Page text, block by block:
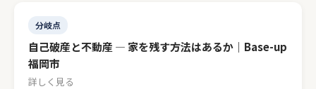
分岐点
自己破産と不動産 — 家を残す方法はあるか｜Base-up
福岡市
詳しく見る